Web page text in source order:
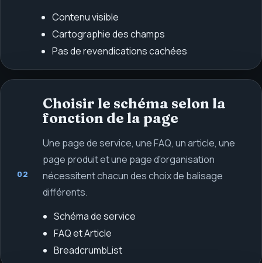
Contenu visible
Cartographie des champs
Pas de revendications cachées
02
Choisir le schéma selon la
fonction de la page
Une page de service, une FAQ, un article, une
page produit et une page d'organisation
nécessitent chacun des choix de balisage
différents.
Schéma de service
FAQ et Article
BreadcrumbList